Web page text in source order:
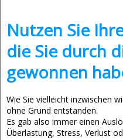
Nutzen Sie
die Sie durch
gewonnen
Wie Sie vielleicht inzwischen
ohne Grund entstanden.
Es gab also immer einen
Überlastung, Stress, Verlust